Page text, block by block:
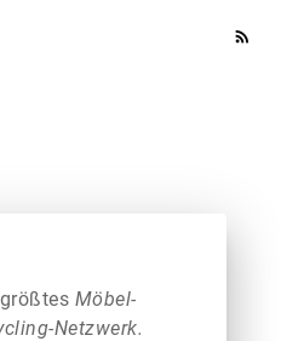
rss_feed
Möbel-
Netzwerk.